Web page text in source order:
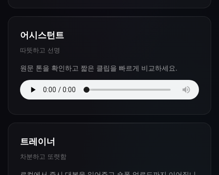
어시스턴트
따뜻하고 선명
원문 톤을 확인하고 짧은 클립을 빠르게 비교하세요.
트레이너
차분하고 또렷함